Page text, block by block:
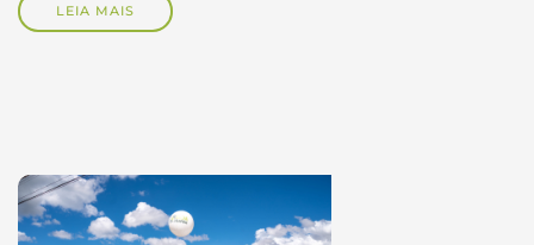
LEIA MAIS